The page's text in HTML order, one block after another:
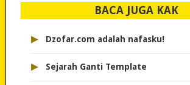
BACA JUGA KAK
▸ Dzofar.com adalah nafasku!
▸ Sejarah Ganti Template